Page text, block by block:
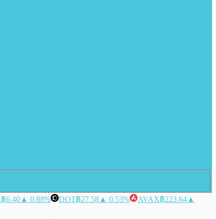
฿6.40 ▲ 0.88% DOT฿27.58 ▲ 0.53% AVAX฿223.64 ▲